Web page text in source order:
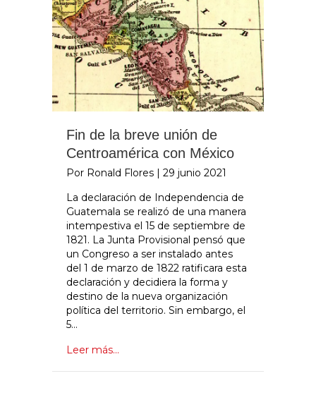
Fin de la breve unión de
Centroamérica con México
Por Ronald Flores | 29 junio 2021
La declaración de Independencia de
Guatemala se realizó de una manera
intempestiva el 15 de septiembre de
1821. La Junta Provisional pensó que
un Congreso a ser instalado antes
del 1 de marzo de 1822 ratificara esta
declaración y decidiera la forma y
destino de la nueva organización
política del territorio. Sin embargo, el
5…
Leer más...